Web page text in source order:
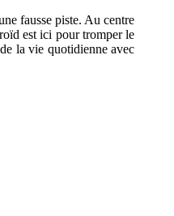
fausse piste. Au centre
est ici pour tromper le
la vie quotidienne avec